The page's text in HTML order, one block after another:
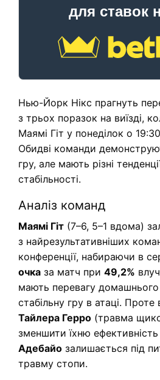
для ставок
Нью-Йорк Нікс прагнуть
з трьох поразок на виїзді,
Маямі Гіт у понеділок о
Обидві команди
гру, але мають різні
стабільності.
Аналіз команд
Маямі Гіт (7–6, 5–1 вдома)
з найрезультативніших
конференції, набираючи в
очка за матч при 49,2%
мають перевагу
стабільну гру в атаці. Проте
Тайлера Герро (травма
зменшити їхню
Адебайо залишається під
травму стопи.